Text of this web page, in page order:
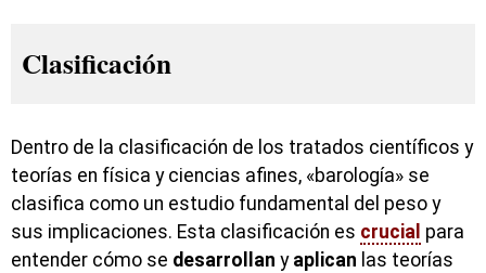
Clasificación
Dentro de la clasificación de los tratados científicos y
teorías en física y ciencias afines, «barología» se
clasifica como un estudio fundamental del peso y
sus implicaciones. Esta clasificación es crucial para
entender cómo se desarrollan y aplican las teorías